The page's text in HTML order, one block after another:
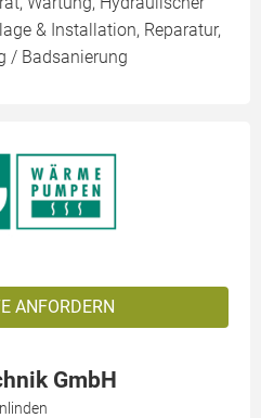
& Installation, Reparatur,
/ Badsanierung
ANFORDERN
GmbH